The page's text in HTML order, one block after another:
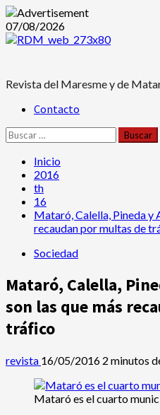
Saltar
al
07/08/2026
Revista del Maresme y de
Menú Contacto
Buscar:
Inicio
2016
th
16
Mataró, Calella, Pineda y
recaudan por multas de
Sociedad
Mataró, Calella,
son las que más
tráfico
revista 16/05/2016 2 minutos
Mataró es el cuarto